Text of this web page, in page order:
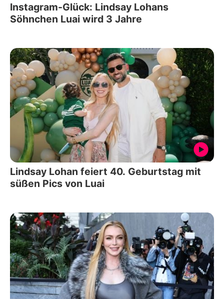
Instagram-Glück: Lindsay Lohans
Söhnchen Luai wird 3 Jahre
Lindsay Lohan feiert 40. Geburtstag mit
süßen Pics von Luai